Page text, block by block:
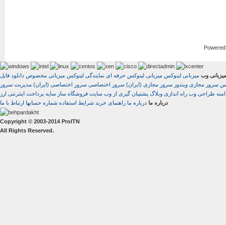
میزبانی وب میزبانی لینوکس میزبانی لینوکس حرفه ای نمایندگی لینوکس میزبانی مخصوص دانلود فایل
سرور مجازی ویندوز سرور مجازی (ایران) سرور اختصاصی سرور اختصاصی (ایران) مدیریت سرور
طراحی وب راه اندازی وبلاگ پشتیبان گیری از وب سایت فروشگاه ساز سایه
درباره ما درباره ما راهنمای خرید شرایط استفاده شماره حسابها ارتباط با ما
Copyright © 2003-2014 ProITN
All Rights Reserved.